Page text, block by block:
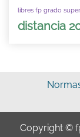
libres fp grado
distancia
Copyright ©